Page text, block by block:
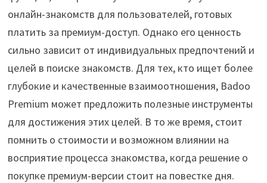
онлайн-знакомств для пользователей, готовых
платить за премиум-доступ. Однако его ценность
сильно зависит от индивидуальных предпочтений и
целей в поиске знакомств. Для тех, кто ищет более
глубокие и качественные взаимоотношения, Badoo
Premium может предложить полезные инструменты
для достижения этих целей. В то же время, стоит
помнить о стоимости и возможном влиянии на
восприятие процесса знакомства, когда решение о
покупке премиум-версии стоит на повестке дня.